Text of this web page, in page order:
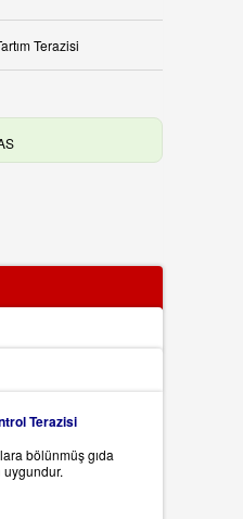
Terazisi
Terazisi
bölünmüş gıda
uygundur.